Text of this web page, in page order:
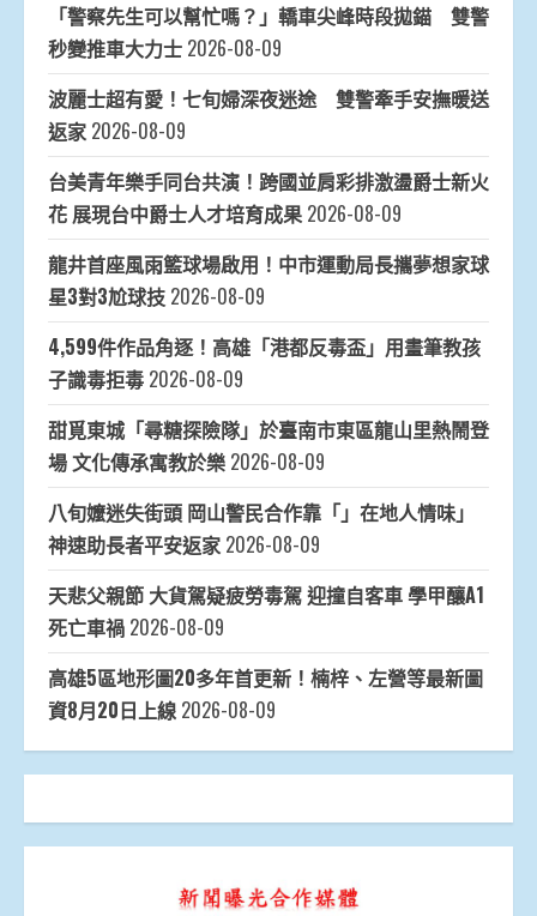
「警察先生可以幫忙嗎？」轎車尖峰時段拋錨 雙警
秒變推車大力士 2026-08-09
波麗士超有愛！七旬婦深夜迷途 雙警牽手安撫暖送
返家 2026-08-09
台美青年樂手同台共演！跨國並肩彩排激盪爵士新火
花 展現台中爵士人才培育成果 2026-08-09
龍井首座風雨籃球場啟用！中市運動局長攜夢想家球
星3對3尬球技 2026-08-09
4,599件作品角逐！高雄「港都反毒盃」用畫筆教孩
子識毒拒毒 2026-08-09
甜覓東城「尋糖探險隊」於臺南市東區龍山里熱鬧登
場 文化傳承寓教於樂 2026-08-09
八旬嬤迷失街頭 岡山警民合作靠「」在地人情味」
神速助長者平安返家 2026-08-09
天悲父親節 大貨駕疑疲勞毒駕 迎撞自客車 學甲釀A1
死亡車禍 2026-08-09
高雄5區地形圖20多年首更新！楠梓、左營等最新圖
資8月20日上線 2026-08-09